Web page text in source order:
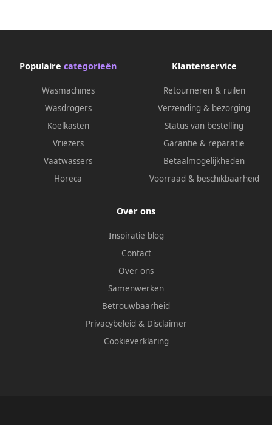
Populaire categorieën
Wasmachines
Wasdrogers
Koelkasten
Vriezers
Vaatwassers
Horeca
Klantenservice
Retourneren & ruilen
Verzending & bezorging
Status van bestelling
Garantie & reparatie
Betaalmogelijkheden
Voorraad & beschikbaarheid
Over ons
Inspiratie blog
Contact
Over ons
Samenwerken
Betrouwbaarheid
Privacybeleid & Disclaimer
Cookieverklaring